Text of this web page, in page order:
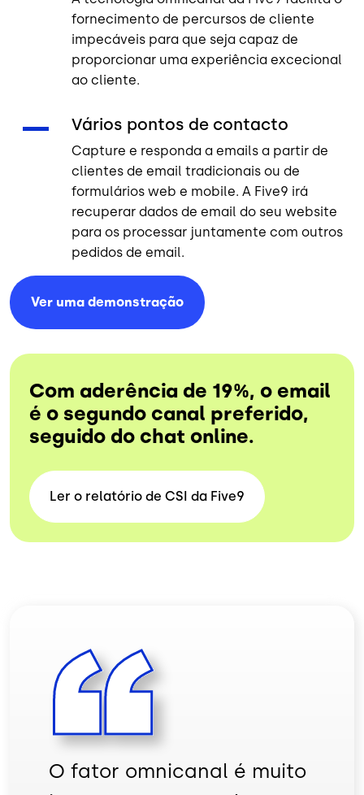
fornecimento de percursos de cliente
impecáveis para que seja capaz de
proporcionar uma experiência excecional
ao cliente.
Vários pontos de contacto
Capture e responda a emails a partir de
clientes de email tradicionais ou de
formulários web e mobile. A Five9 irá
recuperar dados de email do seu website
para os processar juntamente com outros
pedidos de email.
Ver uma demonstração
Com aderência de 19%, o email
é o segundo canal preferido,
seguido do chat online.
Ler o relatório de CSI da Five9
O fator omnicanal é muito